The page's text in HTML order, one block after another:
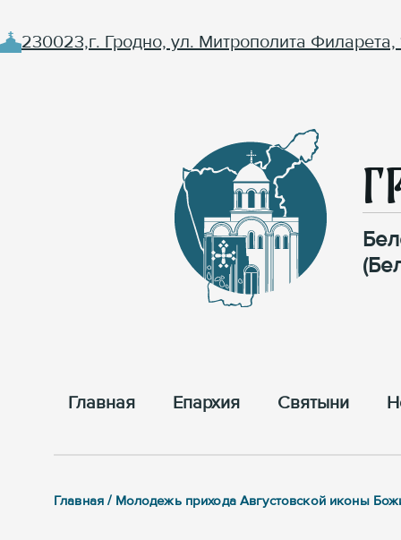
230023,г. Гродно, ул. Митрополита Филарета,
Главная Епархия Cвятыни
Главная / Молодежь прихода Августовской иконы